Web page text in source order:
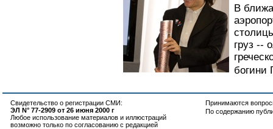
В
груз --
богини
Свидетельство о регистрации СМИ:
ЭЛ N° 77-2909 от 26 июня 2000 г
Любое использование материалов и иллюстраций
возможно только по согласованию с редакцией
Принимаются
По содержанию